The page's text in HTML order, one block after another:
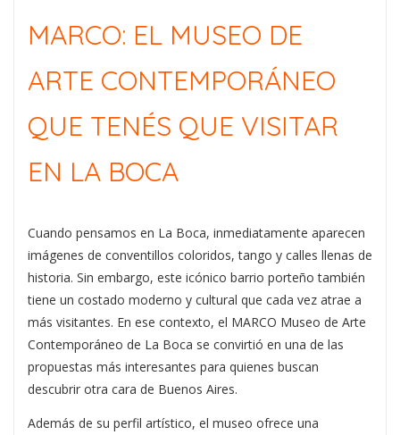
MARCO: EL MUSEO DE
ARTE CONTEMPORÁNEO
QUE TENÉS QUE VISITAR
EN LA BOCA
Cuando pensamos en La Boca, inmediatamente aparecen
imágenes de conventillos coloridos, tango y calles llenas de
historia. Sin embargo, este icónico barrio porteño también
tiene un costado moderno y cultural que cada vez atrae a
más visitantes. En ese contexto, el MARCO Museo de Arte
Contemporáneo de La Boca se convirtió en una de las
propuestas más interesantes para quienes buscan
descubrir otra cara de Buenos Aires.
Además de su perfil artístico, el museo ofrece una